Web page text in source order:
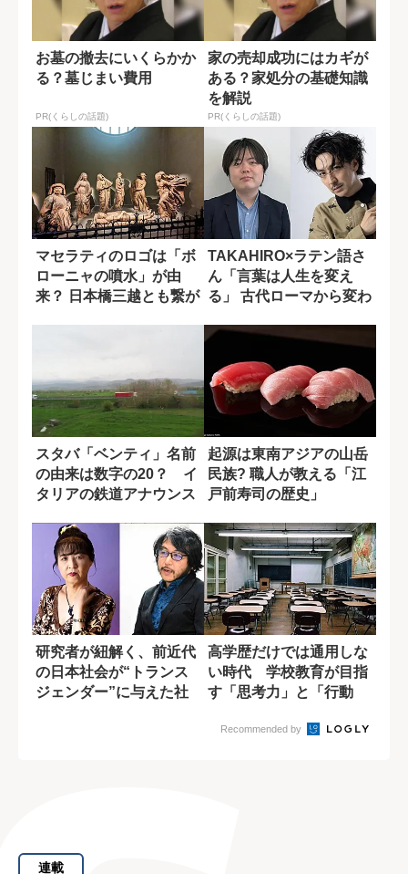
お墓の撤去にいくらかか
る？墓じまい費用
PR(くらしの話題)
家の売却成功にはカギが
ある？家処分の基礎知識
を解説
PR(くらしの話題)
マセラティのロゴは「ボ
ローニャの噴水」が由
来？ 日本橋三越とも繋が
TAKAHIRO×ラテン語さ
ん「言葉は人生を変え
る」 古代ローマから変わ
スタバ「ベンティ」名前
の由来は数字の20？ イ
タリアの鉄道アナウンス
起源は東南アジアの山岳
民族? 職人が教える「江
戸前寿司の歴史」
研究者が紐解く、前近代
の日本社会が“トランス
ジェンダー”に与えた社
高学歴だけでは通用しな
い時代 学校教育が目指
す「思考力」と「行動
Recommended by
連載